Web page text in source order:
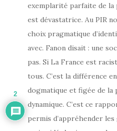
exemplarité parfaite de
est dévastatrice. Au PIR
choix pragmatique
avec. Fanon disait : une
pas. Si La France est
tous. C’est la différence
dogmatique et figée de
dynamique. C’est ce
permis d’appréhender
2